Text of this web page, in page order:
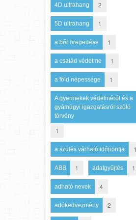
4D ultrahang 2
5D ultrahang 1
a bőr öregedése 1
a család védelme 1
a föld népessége 1
A gyermekek védelméről és a
gyámügyi igazgatásról szóló
törvény
1
a szülés várható időpontja 1
ABB 1 adatgyűjtés 1
adható nevek 4
adókedvezmény 2